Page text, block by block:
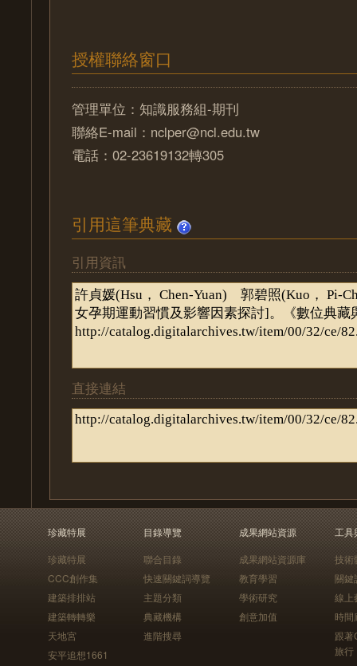
授權聯絡窗口
管理單位：知識服務組-期刊
聯絡E-mail：nclper@ncl.edu.tw
電話：02-23619132轉305
引用這筆典藏
引用資訊
直接連結
珍藏特展
珍藏特展
CCC創作集
建築排排站
建築轉轉樂
天地宮
安平追想1661
目錄導覽
聯合目錄
快速關鍵詞導覽
主題分類
典藏機構
進階搜尋
成果網站資源
成果網站資源庫
教育學習
學術研究
創意加值
工具
技術
關鍵
線上
時間
跟
旅行